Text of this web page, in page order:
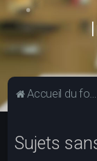
Accueil du forum
Sujets